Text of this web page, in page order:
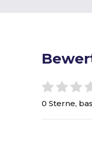
0 Sterne,